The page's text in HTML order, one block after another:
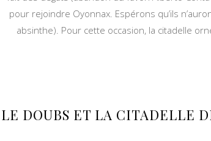
pour rejoindre Oyonnax. Espérons qu’ils
absinthe). Pour cette occasion, la citadelle
LE DOUBS ET LA CITADELLE